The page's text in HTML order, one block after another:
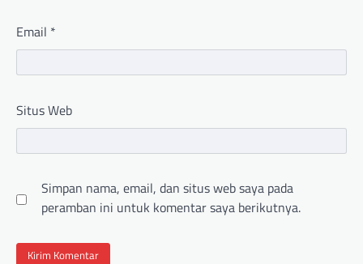
Email *
Situs Web
Simpan nama, email, dan situs web saya pada
peramban ini untuk komentar saya berikutnya.